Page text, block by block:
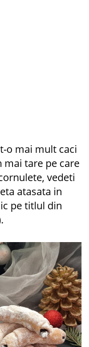
o mai mult caci
tare pe care
vedeti
atasata in
pe titlul din